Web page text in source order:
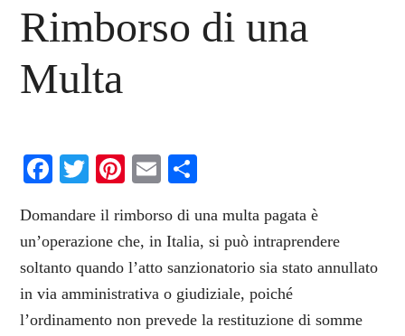
Rimborso di una
Multa
Facebook
TwitterPinterest
Email
Domandare il rimborso di una multa pagata è
un’operazione che, in Italia, si può intraprendere
soltanto quando l’atto sanzionatorio sia stato annullato
in via amministrativa o giudiziale, poiché
l’ordinamento non prevede la restituzione di somme